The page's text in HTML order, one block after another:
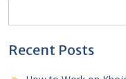
Recent Posts